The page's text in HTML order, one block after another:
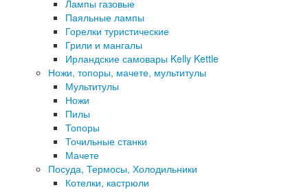
Лампы газовые
Паяльные лампы
Горелки туристические
Грили и мангалы
Ирландские самовары Kelly Kettle
Ножи, топоры, мачете, мультитулы
Мультитулы
Ножи
Пилы
Топоры
Точильные станки
Мачете
Посуда, Термосы, Холодильники
Котелки, кастрюли